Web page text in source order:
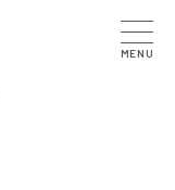
MENU